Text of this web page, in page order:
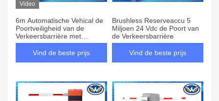
Video
6m Automatische Vehical de
Poortveiligheid van de
Verkeersbarrière met
Brushless Motor van
gelijkstroom
Vind de beste prijs
Brushless Reserveaccu 5
Miljoen 24 Vdc de Poort van
de Verkeersbarrière
Vind de beste prijs